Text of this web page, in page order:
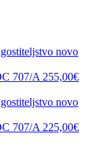
novo
707/A 255,00€
novo
707/A 225,00€